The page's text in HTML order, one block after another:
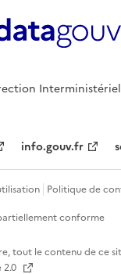
info.gouv.fr
Politique de
conforme
tout le contenu de ce
2.0